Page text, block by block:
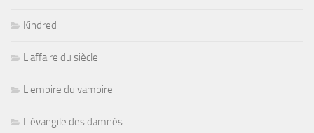
Kindred
L'affaire du siècle
L'empire du vampire
L'évangile des damnés